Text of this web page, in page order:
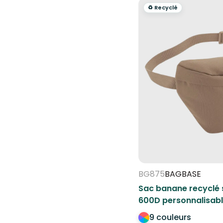
♻️ Recyclé
BG875BAGBASE
Sac banane
600D
9 couleurs